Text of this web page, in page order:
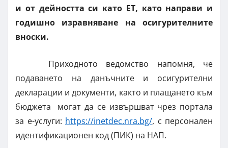
и от дейността си като ЕТ, като направи и
годишно изравняване на осигурителните
вноски.
Приходното ведомство напомня, че
подаването на данъчните и осигурителни
декларации и документи, както и плащането към
бюджета могат да се извършват чрез портала
за е-услуги: https://inetdec.nra.bg/, с персонален
идентификационен код (ПИК) на НАП.